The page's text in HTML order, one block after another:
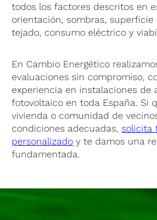
todos los factores descritos en
orientación, sombras,
tejado, consumo eléctrico y
En Cambio Energético
evaluaciones sin compromiso,
experiencia en instalaciones de
fotovoltaico en toda España. Si
vivienda o comunidad de
condiciones adecuadas,solicita
personalizado y te damos una
fundamentada.